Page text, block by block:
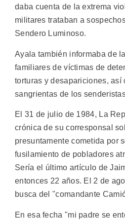
daba cuenta de la extrema
militares trataban a
Sendero Luminoso.
Ayala también informaba de
familiares de víctimas de
torturas y desapariciones, así
sangrientas de los
El 31 de julio de 1984, La
crónica de su corresponsal
presuntamente cometida por
fusilamiento de pobladores
Sería el último artículo de
entonces 22 años. El 2 de
busca del "comandante
En esa fecha "mi padre se